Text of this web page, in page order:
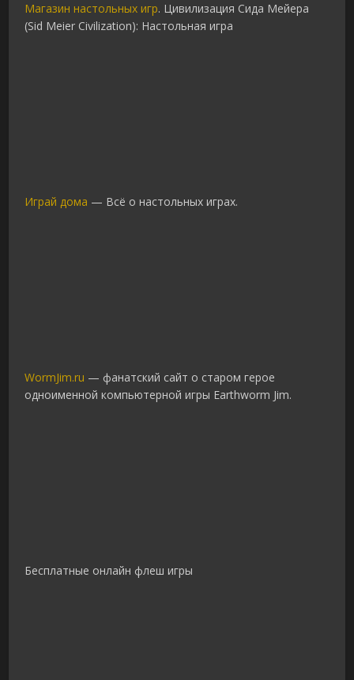
Магазин настольных игр. Цивилизация Сида Мейера
(Sid Meier Civilization): Настольная игра
Играй дома — Всё о настольных играх.
WormJim.ru — фанатский сайт о старом герое
одноименной компьютерной игры Earthworm Jim.
Бесплатные онлайн флеш игры